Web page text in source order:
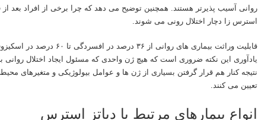
روانی آسیب پذیرتر هستند. همچنین توضیح می دهد که چرا برخی از افراد بعد از
استرس زا دچار اختلال رونی می شوند.
قابلیت وراثت بیماری های روانی از
یادآوری این نکته ضروری است که هیچ ژن واحدی که مسئول ایجاد اختلال
نتیجه کنار هم قرار گرفتن بسیاری از ژن ها و عوامل بیولوژیکی و متغیرهای
تعیین می کنند.
انواع بیمارهای مرتبط با دیاتز استرس